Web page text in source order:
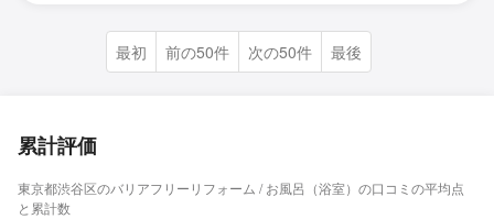
最初 前の50件 次の50件 最後
累計評価
東京都渋谷区のバリアフリーリフォーム / お風呂（浴室）の口コミの平均点
と累計数